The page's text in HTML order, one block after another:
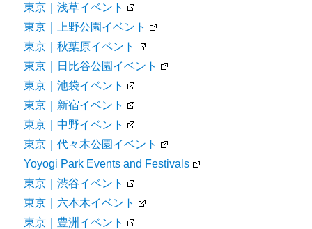
東京｜浅草イベント
東京｜上野公園イベント
東京｜秋葉原イベント
東京｜日比谷公園イベント
東京｜池袋イベント
東京｜新宿イベント
東京｜中野イベント
東京｜代々木公園イベント
Yoyogi Park Events and Festivals
東京｜渋谷イベント
東京｜六本木イベント
東京｜豊洲イベント